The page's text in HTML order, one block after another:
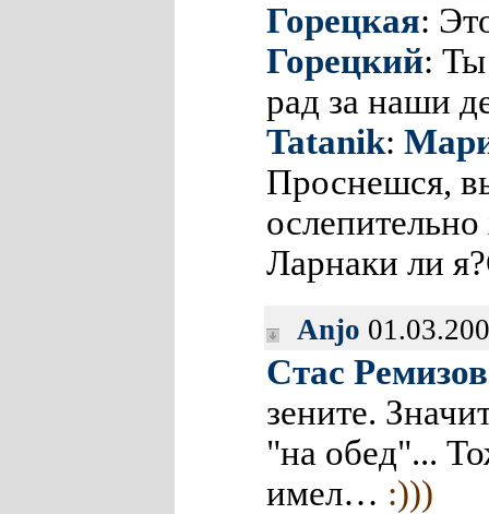
Горецкая:
Горецкий:
рад за наши
Tatanik:
Проснешся,
Ларнаки ли
Anjo
Стас Ремизов
зените.
"на обед"...
имел… :)))